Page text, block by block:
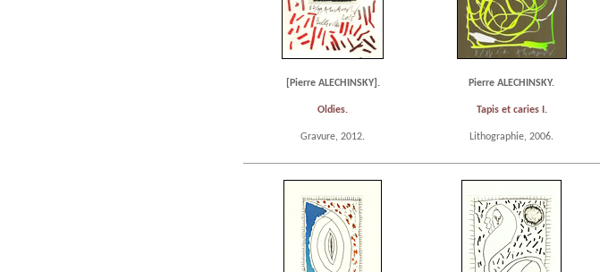
[Pierre ALECHINSKY].
Oldies.
Gravure, 2012.
Pierre ALECHINSKY.
Tapis et caries I.
Lithographie, 2006.